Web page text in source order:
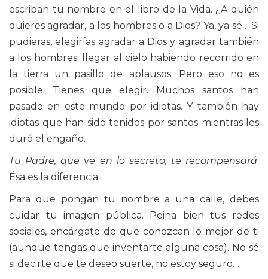
escriban tu nombre en el libro de la Vida. ¿A quién
quieres agradar, a los hombres o a Dios? Ya, ya sé… Si
pudieras, elegirías agradar a Dios y agradar también
a los hombres; llegar al cielo habiendo recorrido en
la tierra un pasillo de aplausos. Pero eso no es
posible. Tienes que elegir. Muchos santos han
pasado en este mundo por idiotas. Y también hay
idiotas que han sido tenidos por santos mientras les
duró el engaño.
Tu Padre, que ve en lo secreto, te recompensará.
Ésa es la diferencia.
Para que pongan tu nombre a una calle, debes
cuidar tu imagen pública. Peina bien tus redes
sociales, encárgate de que conozcan lo mejor de ti
(aunque tengas que inventarte alguna cosa). No sé
si decirte que te deseo suerte, no estoy seguro…